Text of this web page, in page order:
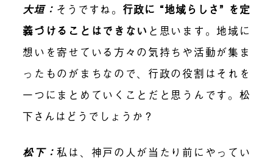
大垣： そうですね。 行政に “地域らしさ” を定
義づけることはできない と思います。地域に
想いを寄せている方々の気持ちや活動が集ま
ったものがまちなので、行政の役割はそれを
一つにまとめていくことだと思うんです。松
下さんはどうでしょうか？
松下：私は、神戸の人が当たり前にやってい